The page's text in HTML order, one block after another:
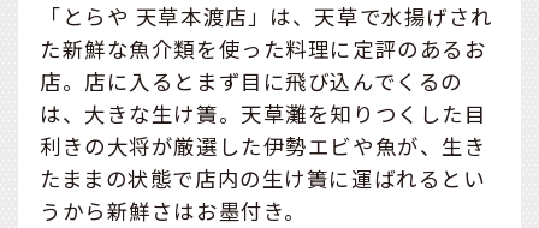
「とらや 天草本渡店」は、天草で水揚げされ
た新鮮な魚介類を使った料理に定評のあるお
店。店に入るとまず目に飛び込んでくるの
は、大きな生け簀。天草灘を知りつくした目
利きの大将が厳選した伊勢エビや魚が、生き
たままの状態で店内の生け簀に運ばれるとい
うから新鮮さはお墨付き。